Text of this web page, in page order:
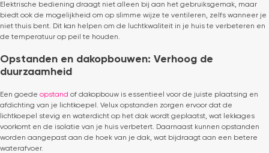
Elektrische bediening draagt niet alleen bij aan het gebruiksgemak, maar
biedt ook de mogelijkheid om op slimme wijze te ventileren, zelfs wanneer je
niet thuis bent. Dit kan helpen om de luchtkwaliteit in je huis te verbeteren en
de temperatuur op peil te houden.
Opstanden en dakopbouwen: Verhoog de
duurzaamheid
Een goede opstand of dakopbouw is essentieel voor de juiste plaatsing en
afdichting van je lichtkoepel. Velux opstanden zorgen ervoor dat de
lichtkoepel stevig en waterdicht op het dak wordt geplaatst, wat lekkages
voorkomt en de isolatie van je huis verbetert. Daarnaast kunnen opstanden
worden aangepast aan de hoek van je dak, wat bijdraagt aan een betere
waterafvoer.